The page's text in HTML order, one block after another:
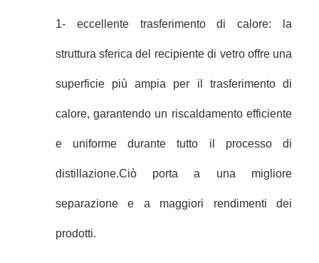
1- eccellente trasferimento di calore: la
struttura sferica del recipiente di vetro offre una
superficie più ampia per il trasferimento di
calore, garantendo un riscaldamento efficiente
e uniforme durante tutto il processo di
distillazione.Ciò porta a una migliore
separazione e a maggiori rendimenti dei
prodotti.